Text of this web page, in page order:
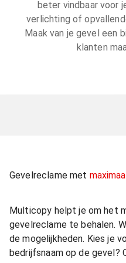
beter vindbaar voor
verlichting of
Maak van je gevel een
klanten
Gevelreclame met
Multicopy helpt je om het
gevelreclame te behalen.
de mogelijkheden. Kies je
bedrijfsnaam op de gevel?